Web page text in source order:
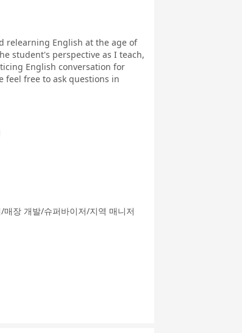
relearning English at the age of
student's perspective as I teach,
English conversation for
feel free to ask questions in
장 개발/슈퍼바이저/지역 매니저